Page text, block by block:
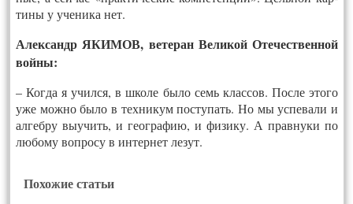
ти­ны у уче­ника нет.
Алек­сандр ЯКИ­МОВ, ве­теран Ве­ликой Оте­чест­вен­ной
вой­ны:
– Ког­да я учил­ся, в шко­ле бы­ло семь клас­сов. Пос­ле это­го
уже мож­но бы­ло в тех­ни­кум пос­ту­пать. Но мы ус­пе­вали и
ал­гебру вы­учить, и ге­ог­ра­фию, и фи­зику. А прав­ну­ки по
лю­бому воп­ро­су в ин­тернет ле­зут.
Похожие статьи